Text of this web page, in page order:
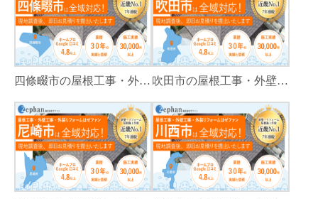
四條畷市の屋根工事・外壁工事・外装リフォームはゼファン！四條畷内の工事事例もご紹介 吹田市の屋根工事・外壁工事・外装リフォームはゼファン！吹田市内の工事事例もご紹介